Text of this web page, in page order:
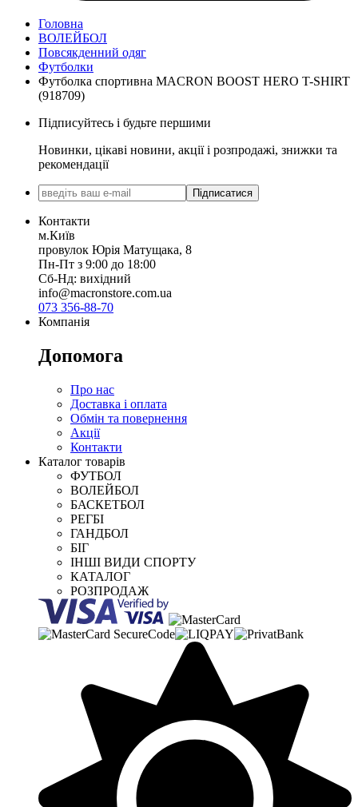
Головна
ВОЛЕЙБОЛ
Повсякденний одяг
Футболки
Футболка спортивна MACRON BOOST HERO T-SHIRT
(918709)
Підписуйтесь і будьте першими
Новинки, цікаві новини, акції і розпродажі, знижки та
рекомендації
Підписатися
Контакти
м.Київ
провулок Юрія Матущака, 8
Пн-Пт з 9:00 до 18:00
Сб-Нд: вихідний
info@macronstore.com.ua
073 356-88-70
Компанія
Допомога
Про нас
Доставка і оплата
Обмін та повернення
Акції
Контакти
Каталог товарів
ФУТБОЛ
ВОЛЕЙБОЛ
БАСКЕТБОЛ
РЕГБІ
ГАНДБОЛ
БІГ
ІНШІ ВИДИ СПОРТУ
КАТАЛОГ
РОЗПРОДАЖ